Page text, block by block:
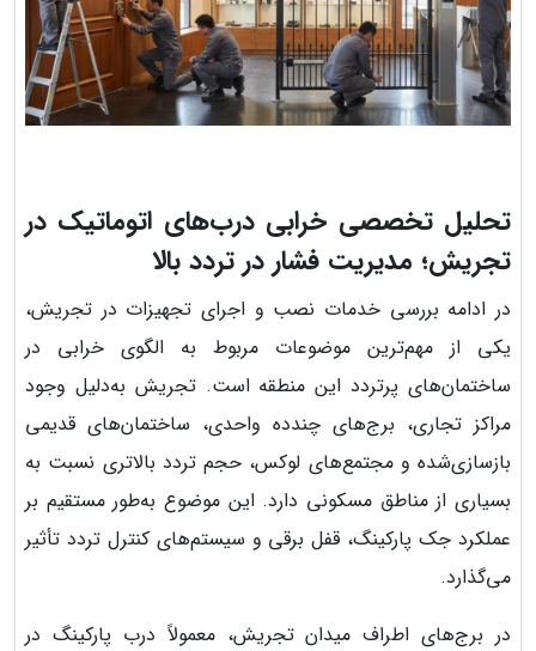
تحلیل تخصصی خرابی درب‌های اتوماتیک در
تجریش؛ مدیریت فشار در تردد بالا
در ادامه بررسی خدمات نصب و اجرای تجهیزات در تجریش،
یکی از مهم‌ترین موضوعات مربوط به الگوی خرابی در
ساختمان‌های پرتردد این منطقه است. تجریش به‌دلیل وجود
مراکز تجاری، برج‌های چندده واحدی، ساختمان‌های قدیمی
بازسازی‌شده و مجتمع‌های لوکس، حجم تردد بالاتری نسبت به
بسیاری از مناطق مسکونی دارد. این موضوع به‌طور مستقیم بر
عملکرد جک پارکینگ، قفل برقی و سیستم‌های کنترل تردد تأثیر
می‌گذارد.
در برج‌های اطراف میدان تجریش، معمولاً درب پارکینگ در